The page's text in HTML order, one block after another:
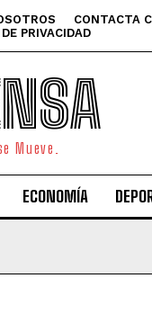
CONTACTA
PRIVACIDAD
Mueve.
ECONOMÍA